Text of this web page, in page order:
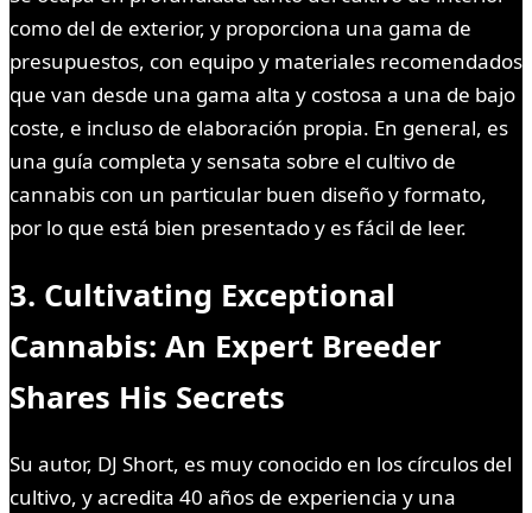
como del de exterior, y proporciona una gama de
presupuestos, con equipo y materiales recomendados
que van desde una gama alta y costosa a una de bajo
coste, e incluso de elaboración propia. En general, es
una guía completa y sensata sobre el cultivo de
cannabis con un particular buen diseño y formato,
por lo que está bien presentado y es fácil de leer.
3. Cultivating Exceptional
Cannabis: An Expert Breeder
Shares His Secrets
Su autor, DJ Short, es muy conocido en los círculos del
cultivo, y acredita 40 años de experiencia y una